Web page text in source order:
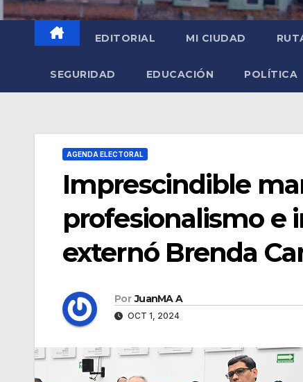
EDITORIAL MI CIUDAD
SEGURIDAD EDUCACIÓN POLÍTICA
AGENDA ELECTORAL
Imprescindible
profesionalismo e
externó Brenda
Por JuanMA A
OCT 1, 2024